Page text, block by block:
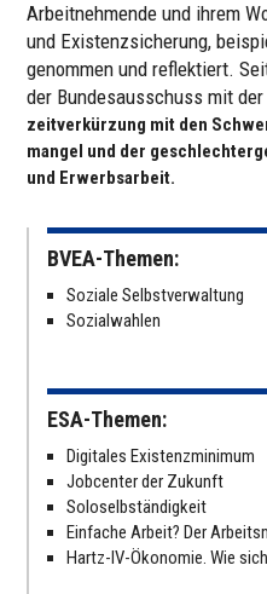
Arbeit­neh­mende und ihrem
und Exis­tenz­si­che­rung,
genommen und reflek­tiert.
der Bun­des­aus­schuss mit
zeit­ver­kür­zung mit den
man­gel und der
und Erwerbs­ar­beit.
BVEA-Themen:
Soziale Selbst­ver­wal­tung
Sozi­al­wah­len
ESA-Themen:
Digi­ta­les Exis­tenz­mi­ni­mum
Job­cen­ter der Zukunft
Solo­selb­stän­dig­keit
Einfache Arbeit? Der
Hartz-IV-Ökonomie. Wie